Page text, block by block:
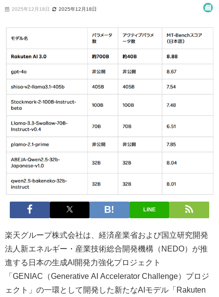
2025年12月18日 2025年12月18日
LINE
楽天グループ株式会社は、経済産業省および国立研究開発
法人新エネルギー・産業技術総合開発機構（NEDO）が推
進する日本の生成AI開発力強化プロジェクト
「GENIAC（Generative AI Accelerator Challenge）プロジ
ェクト」の一環として開発した新たなAIモデル「Rakuten